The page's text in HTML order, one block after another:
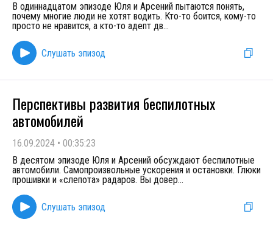
В одиннадцатом эпизоде Юля и Арсений пытаются понять,
почему многие люди не хотят водить. Кто-то боится, кому-то
просто не нравится, а кто-то адепт дв...
Слушать эпизод
Перспективы развития беспилотных
автомобилей
16.09.2024 • 00:35:23
В десятом эпизоде Юля и Арсений обсуждают беспилотные
автомобили. Самопроизвольные ускорения и остановки. Глюки
прошивки и «слепота» радаров. Вы довер...
Слушать эпизод